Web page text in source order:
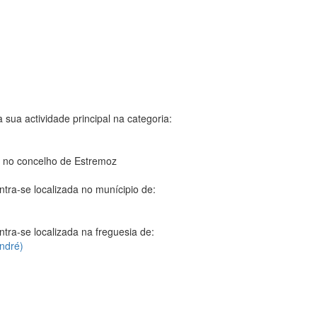
sua actividade principal na categoria:
concelho de Estremoz
se localizada no munícipio de:
se localizada na freguesia de: